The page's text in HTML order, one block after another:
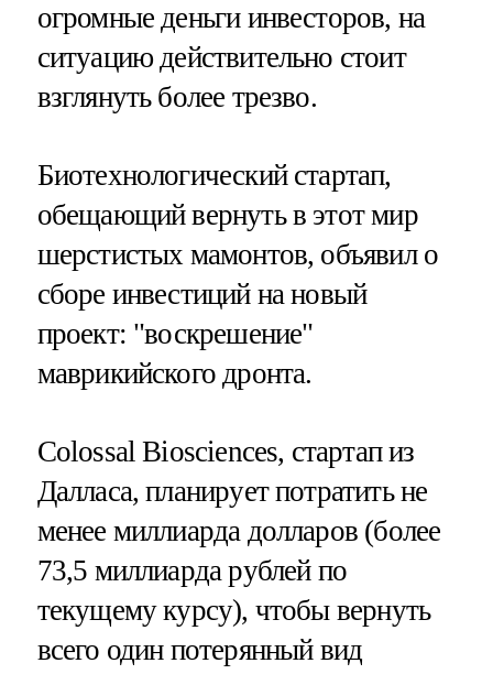
огромные деньги инвесторов, на
ситуацию действительно стоит
взглянуть более трезво.
Биотехнологический стартап,
обещающий вернуть в этот мир
шерстистых мамонтов, объявил о
сборе инвестиций на новый
проект: "воскрешение"
маврикийского дронта.
Colossal Biosciences, стартап из
Далласа, планирует потратить не
менее миллиарда долларов (более
73,5 миллиарда рублей по
текущему курсу), чтобы вернуть
всего один потерянный вид